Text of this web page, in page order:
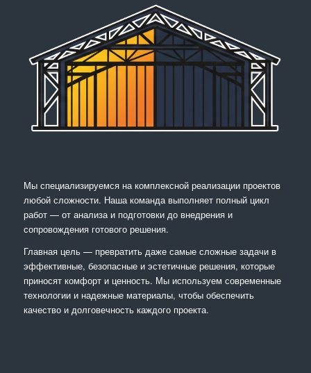
Мы специализируемся на комплексной реализации проектов
любой сложности. Наша команда выполняет полный цикл
работ — от анализа и подготовки до внедрения и
сопровождения готового решения.
Главная цель — превратить даже самые сложные задачи в
эффективные, безопасные и эстетичные решения, которые
приносят комфорт и ценность. Мы используем современные
технологии и надежные материалы, чтобы обеспечить
качество и долговечность каждого проекта.